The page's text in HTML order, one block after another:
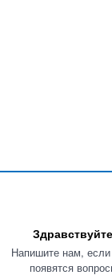
Напишите нам,
появятся